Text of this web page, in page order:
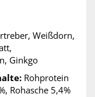
Weißdorn,
Ginkgo
Rohprotein
Rohasche 5,4%